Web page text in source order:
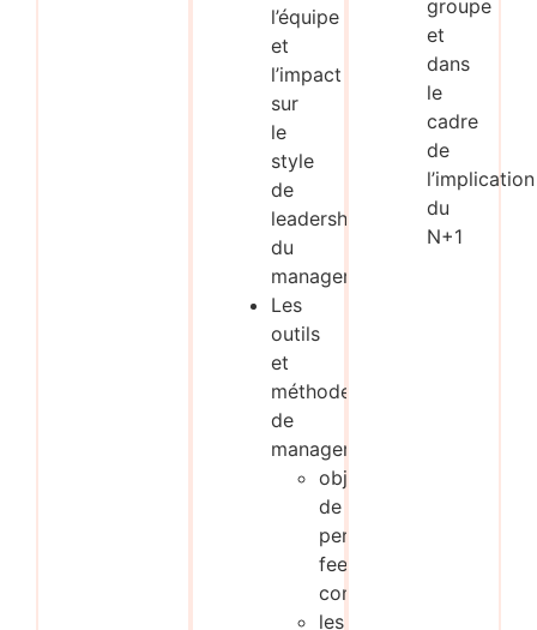
l’équipe
et
l’impact
sur
le
style
de
leadership
du
manager
Les
outils
et
méthodes
de
management:
objectifs
de
performance,
feedback
constructif
les
groupe
et
dans
le
cadre
de
l’implication
du
N+1